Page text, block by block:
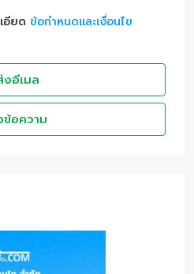
อียด ข้อกำหนดและเงื่อนไข
งอีเมล
ข้อความ